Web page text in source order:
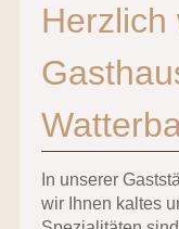
Herzlich
In unserer
wir Ihnen kaltes